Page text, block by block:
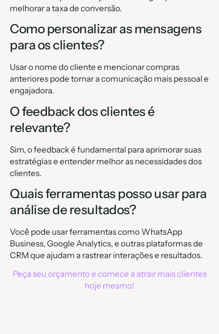
melhorar a taxa de conversão.
Como personalizar as mensagens
para os clientes?
Usar o nome do cliente e mencionar compras
anteriores pode tornar a comunicação mais pessoal e
engajadora.
O feedback dos clientes é
relevante?
Sim, o feedback é fundamental para aprimorar suas
estratégias e entender melhor as necessidades dos
clientes.
Quais ferramentas posso usar para
análise de resultados?
Você pode usar ferramentas como WhatsApp
Business, Google Analytics, e outras plataformas de
CRM que ajudam a rastrear interações e resultados.
Peça seu orçamento e comece a atrair mais clientes
hoje mesmo!